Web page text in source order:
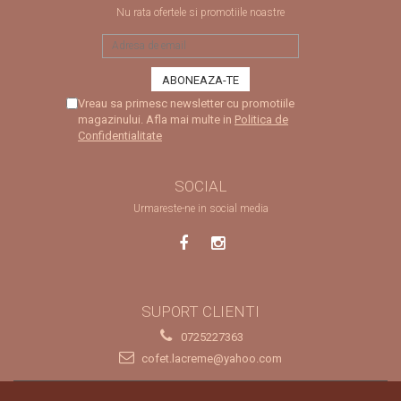
Nu rata ofertele si promotiile noastre
Vreau sa primesc newsletter cu promotiile
magazinului. Afla mai multe in Politica de
Confidentialitate
SOCIAL
Urmareste-ne in social media
SUPORT CLIENTI
0725227363
cofet.lacreme@yahoo.com